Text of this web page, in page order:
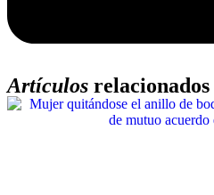
Artículos relacionados